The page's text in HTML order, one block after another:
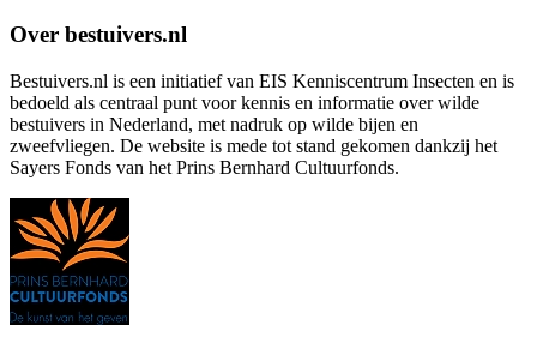
Over bestuivers.nl
Bestuivers.nl is een initiatief van EIS Kenniscentrum Insecten en is
bedoeld als centraal punt voor kennis en informatie over wilde
bestuivers in Nederland, met nadruk op wilde bijen en
zweefvliegen. De website is mede tot stand gekomen dankzij het
Sayers Fonds van het Prins Bernhard Cultuurfonds.